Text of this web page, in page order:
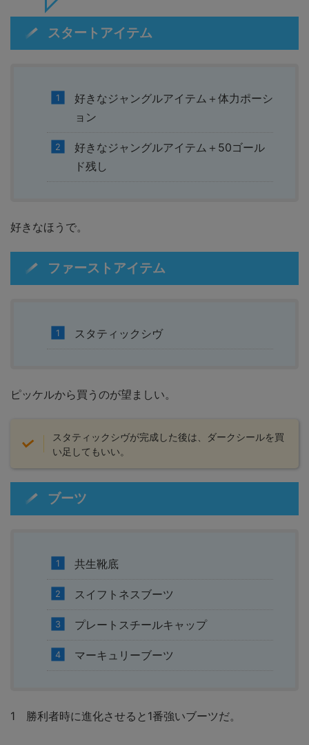
スタートアイテム
好きなジャングルアイテム＋体力ポーシ
ョン
好きなジャングルアイテム＋50ゴール
ド残し
好きなほうで。
ファーストアイテム
スタティックシヴ
ピッケルから買うのが望ましい。
スタティックシヴが完成した後は、ダークシールを買
い足してもいい。
ブーツ
共生靴底
スイフトネスブーツ
プレートスチールキャップ
マーキュリーブーツ
1 勝利者時に進化させると1番強いブーツだ。